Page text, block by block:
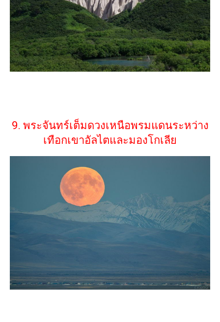
9. พระจันทร์เต็มดวงเหนือพรมแดนระหว่าง
เทือกเขาอัลไตและมองโกเลีย